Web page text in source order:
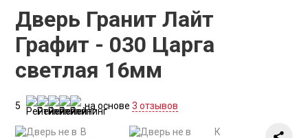
Дверь Гранит Лайт
Графит - 030 Царга
светлая 16мм
5 на основе3 отзывов
В
К